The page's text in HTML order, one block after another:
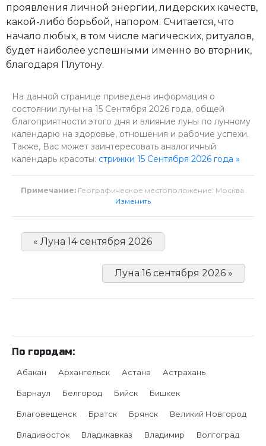
проявления личной энергии, лидерских качеств,
какой-либо борьбой, напором. Считается, что
начало любых, в том числе магических, ритуалов,
будет наиболее успешными именно во вторник,
благодаря Плутону.
На данной странице приведена информация о
состоянии луны на 15 Сентября 2026 года, общей
благоприятности этого дня и влияние луны по лунному
календарю на здоровье, отношения и рабочие успехи.
Также, Вас может заинтересовать аналогичный
календарь красоты: стрижки 15 Сентября 2026 года »
Примечание: Географическое местоположение: Москва.
Изменить
« Луна 14 сентября 2026
Луна 16 сентября 2026 »
По городам:
Абакан Архангельск Астана Астрахань
Барнаул Белгород Бийск Бишкек
Благовещенск Братск Брянск Великий Новгород
Владивосток Владикавказ Владимир Волгоград